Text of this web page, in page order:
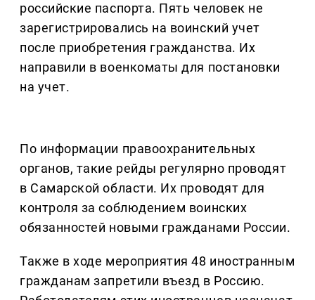
российские паспорта. Пять человек не
зарегистрировались на воинский учет
после приобретения гражданства. Их
направили в военкоматы для постановки
на учет.
По информации правоохранительных
органов, такие рейды регулярно проводят
в Самарской области. Их проводят для
контроля за соблюдением воинских
обязанностей новыми гражданами России.
Также в ходе мероприятия 48 иностранным
гражданам запретили въезд в Россию.